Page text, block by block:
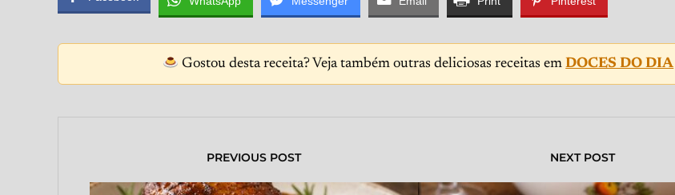
Gostou desta receita? Veja também outras deliciosas receitas emDOCES DO DIA
PREVIOUS POST NEXT POST